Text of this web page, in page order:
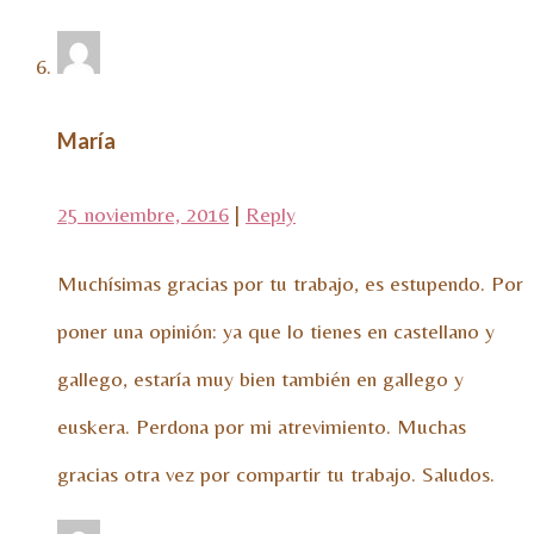
María
25 noviembre, 2016 | Reply
Muchísimas gracias por tu trabajo, es estupendo. Por
poner una opinión: ya que lo tienes en castellano y
gallego, estaría muy bien también en gallego y
euskera. Perdona por mi atrevimiento. Muchas
gracias otra vez por compartir tu trabajo. Saludos.